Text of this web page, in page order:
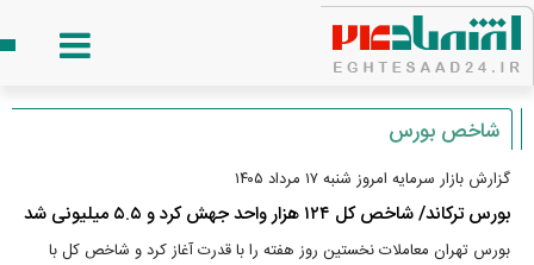
شاخص بورس
گزارش بازار سرمایه امروز شنبه ۱۷ مرداد ۱۴۰۵
بورس ترکاند/ شاخص کل ۱۲۴ هزار واحد جهش کرد و ۵.۵ میلیونی شد
بورس تهران معاملات نخستین روز هفته را با قدرت آغاز کرد و شاخص کل با